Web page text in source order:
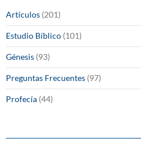
Artículos (201)
Estudio Bíblico (101)
Génesis (93)
Preguntas Frecuentes (97)
Profecía (44)